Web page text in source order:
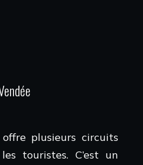
plusieurs circuits
touristes. C’est un